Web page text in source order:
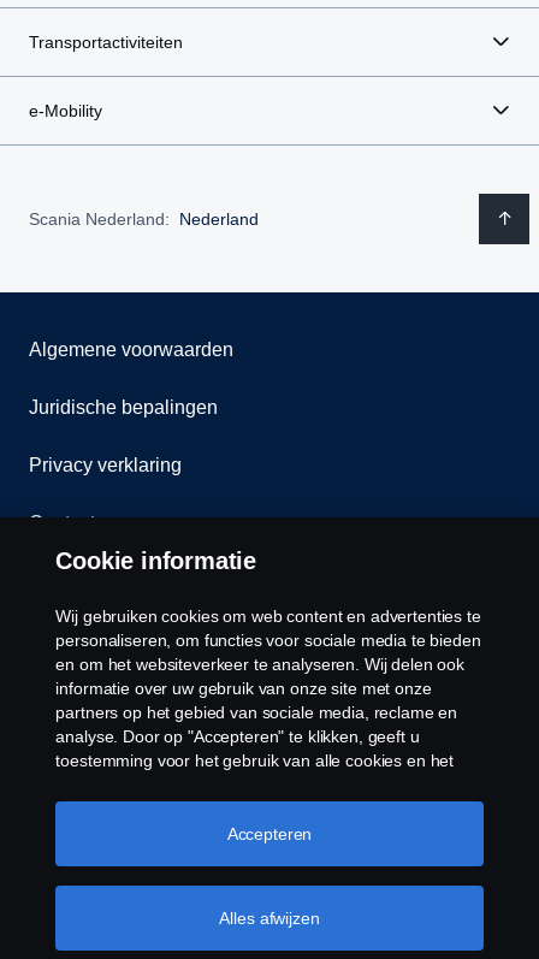
Transportactiviteiten
e-Mobility
Scania Nederland: Nederland
Algemene voorwaarden
Juridische bepalingen
Privacy verklaring
Contact
Cookiebeleid
Cookies
Voorbehouden. Scania Nederland B.V. Postbus
9598 4801 LN, Spinveld 57, 4815 HV Breda / T +31
Cookie informatie
Wij gebruiken cookies om web content en advertenties te
personaliseren, om functies voor sociale media te bieden
en om het websiteverkeer te analyseren. Wij delen ook
informatie over uw gebruik van onze site met onze
partners op het gebied van sociale media, reclame en
analyse. Door op "Accepteren" te klikken, geeft u
toestemming voor het gebruik van alle cookies en het
door op "Cookie Instellingen" te klikken en de
categorieën te selecteren die u wilt accepteren. Voor een
Meer informatie over uw privacy
Alles afwijzen
Accepteren